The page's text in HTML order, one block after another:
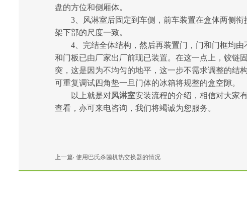
盘的方位和侧厢体。
3、风淋室后固定到车侧，前车装置在盒体两侧衔
架下部的尺度一致。
4、完结全体结构，然后再装置门，门和门框均由
和门板已由厂家出厂前现已装置。在这一点上，铰链
突，这是因为不均匀的地平，这一步不需求调整的结
可重复调试四角垫一旦门体的冰箱将规整的盒空隙。
以上就是对风淋室安装流程的介绍，相信对大家
查看，亦可来电咨询，我们将竭诚为您服务。
上一篇: 使用巴氏杀菌机热交换器的情况